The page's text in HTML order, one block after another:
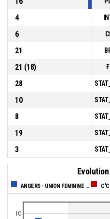
4
6
Ct
21
21 (18) F
28
10
8
19
3
ANGERS - UNION FEMININE BASKET 49
10